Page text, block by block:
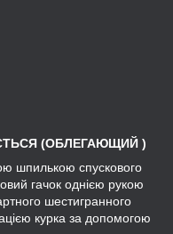
(ОБЛЕГАЮЩИЙ )
шпилькою спускового
гачок однією рукою
шестигранного
курка за допомогою